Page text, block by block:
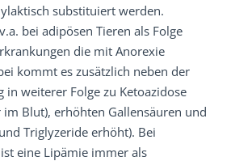
substituiert werden.
bei adipösen Tieren als Folge
die mit Anorexie
kommt es zusätzlich neben der
in weiterer Folge zu Ketoazidose
Blut), erhöhten Gallensäuren und
Triglyzeride erhöht). Bei
eine Lipämie immer als